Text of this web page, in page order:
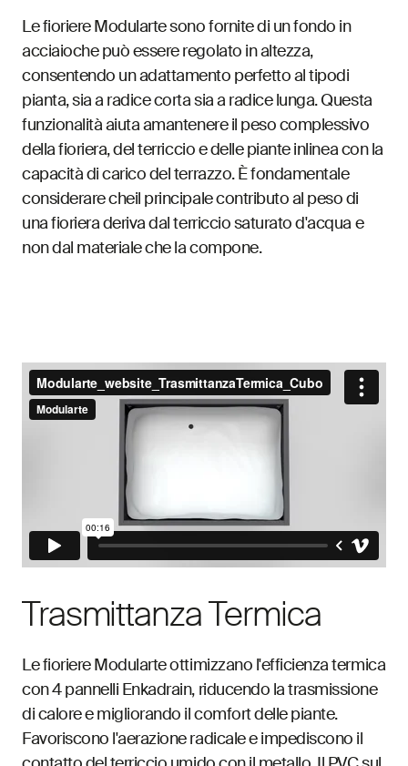
Le fioriere Modularte sono fornite di un fondo in
acciaioche può essere regolato in altezza,
consentendo un adattamento perfetto al tipodi
pianta, sia a radice corta sia a radice lunga. Questa
funzionalità aiuta amantenere il peso complessivo
della fioriera, del terriccio e delle piante inlinea con la
capacità di carico del terrazzo. È fondamentale
considerare cheil principale contributo al peso di
una fioriera deriva dal terriccio saturato d'acqua e
non dal materiale che la compone.
Trasmittanza Termica
Le fioriere Modularte ottimizzano l'efficienza termica
con 4 pannelli Enkadrain, riducendo la trasmissione
di calore e migliorando il comfort delle piante.
Favoriscono l'aerazione radicale e impediscono il